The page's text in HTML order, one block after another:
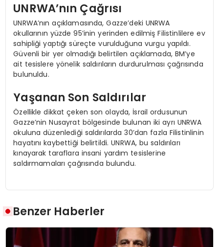
UNRWA’nın Çağrısı
UNRWA’nın açıklamasında, Gazze’deki UNRWA
okullarının yüzde 95’inin yerinden edilmiş Filistinlilere ev
sahipliği yaptığı süreçte vurulduğuna vurgu yapıldı.
Güvenli bir yer olmadığı belirtilen açıklamada, BM’ye
ait tesislere yönelik saldırıların durdurulması çağrısında
bulunuldu.
Yaşanan Son Saldırılar
Özellikle dikkat çeken son olayda, İsrail ordusunun
Gazze’nin Nusayrat bölgesinde bulunan iki ayrı UNRWA
okuluna düzenlediği saldırılarda 30’dan fazla Filistinlinin
hayatını kaybettiği belirtildi. UNRWA, bu saldırıları
kınayarak taraflara insani yardım tesislerine
saldırmamaları çağrısında bulundu.
Benzer Haberler